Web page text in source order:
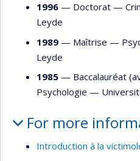
1996 — Doctorat —
Leyde
1989 — Maîtrise —
Leyde
1985 — Baccalauréat
Psychologie —
For more
Introduction à la